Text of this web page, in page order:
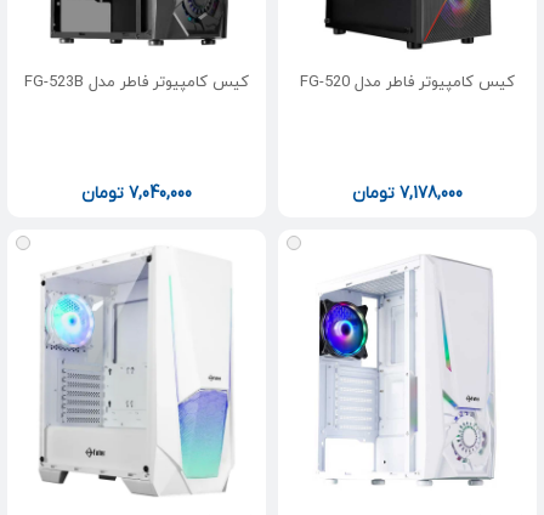
کیس کامپیوتر فاطر مدل FG-520
7,178,000 تومان
کیس کامپیوتر فاطر مدل FG-523B
7,040,000تومان